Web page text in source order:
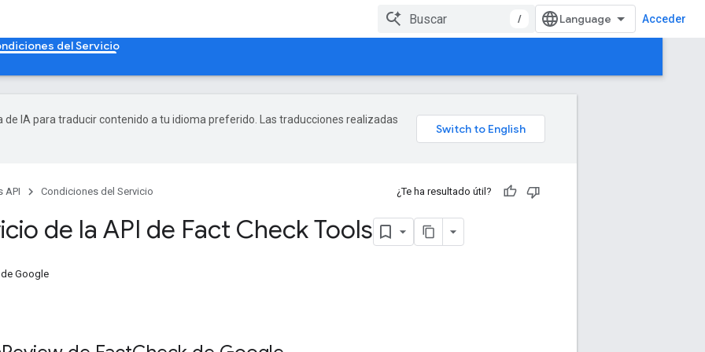
/ Acceder
del Servicio
de IA para traducir contenido a tu idioma preferido. Las traducciones realizadas
API Condiciones del Servicio ¿Te ha resultado útil?
de la API de Fact Check Tools
de Google